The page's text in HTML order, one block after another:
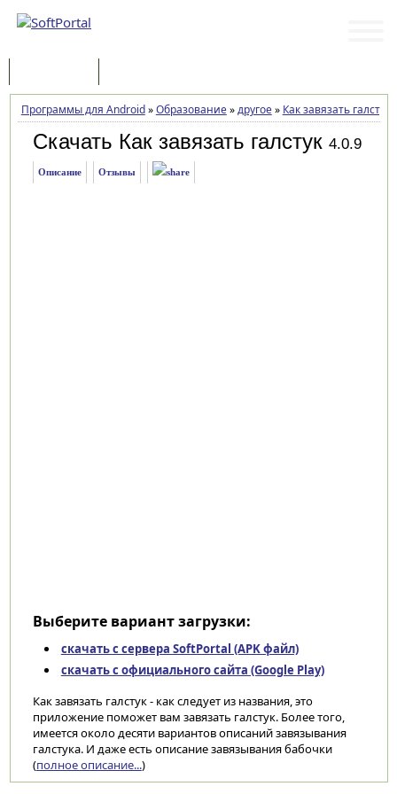
Программы для Android»Образование»другое» Как завязать галстук
Скачать Как завязать галстук 4.0.9
Описание Отзывы
Выберите вариант загрузки:
скачать с сервера SoftPortal (APK файл)
скачать с официального сайта (Google Play)
Как завязать галстук - как следует из названия, это
приложение поможет вам завязать галстук. Более того,
имеется около десяти вариантов описаний завязывания
галстука. И даже есть описание завязывания бабочки
(полное описание...)